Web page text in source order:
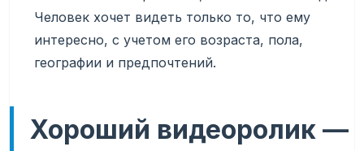
Человек хочет видеть только то, что ему
интересно, с учетом его возраста, пола,
географии и предпочтений.
Хороший видеоролик —